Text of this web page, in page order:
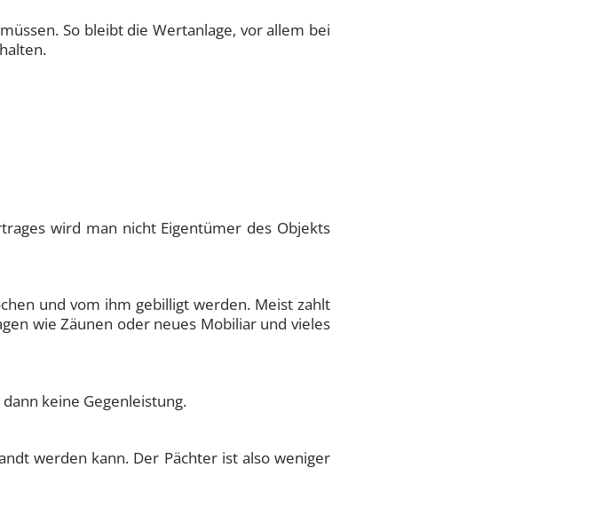
So bleibt die Wertanlage, vor allem bei
wird man nicht Eigentümer des Objekts
und vom ihm gebilligt werden. Meist zahlt
wie Zäunen oder neues Mobiliar und vieles
keine Gegenleistung.
werden kann. Der Pächter ist also weniger